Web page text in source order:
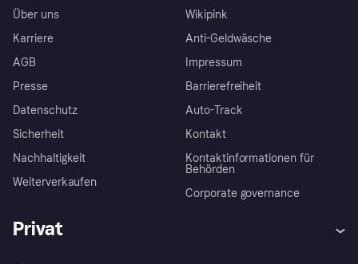
Über uns
Karriere
AGB
Presse
Datenschutz
Sicherheit
Nachhaltigkeit
Weiterverkaufen
Wikipink
Anti-Geldwäsche
Impressum
Barrierefreiheit
Auto-Track
Kontakt
Kontaktinformationen für
Behörden
Corporate governance
Privat